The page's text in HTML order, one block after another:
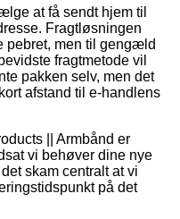
at få sendt hjem til
Fragtløsningen
pebret, men til gengæld
fragtmetode vil
pakken selv, men det
afstand til e-handlens
|| Armbånd er
vi behøver dine nye
skam centralt at vi
på det